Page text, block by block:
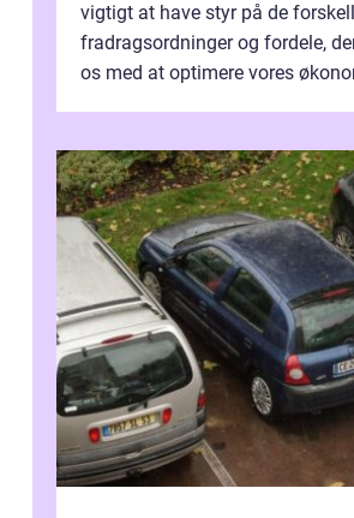
vigtigt at have styr på de
fradragsordninger og fordele,
os med at optimere vores